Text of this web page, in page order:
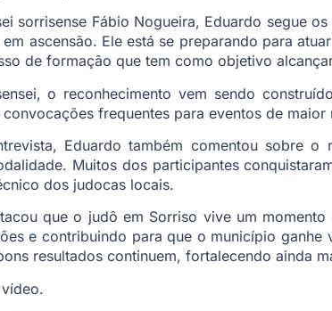
sorrisense Fábio Nogueira, Eduardo segue
ascensão. Ele está se preparando para
de formação que tem como objetivo
o reconhecimento vem sendo
convocações frequentes para eventos de
Eduardo também comentou sobre
Muitos dos participantes
dos judocas locais.
que o judô em Sorriso vive um
e contribuindo para que o município
resultados continuem, fortalecendo ainda